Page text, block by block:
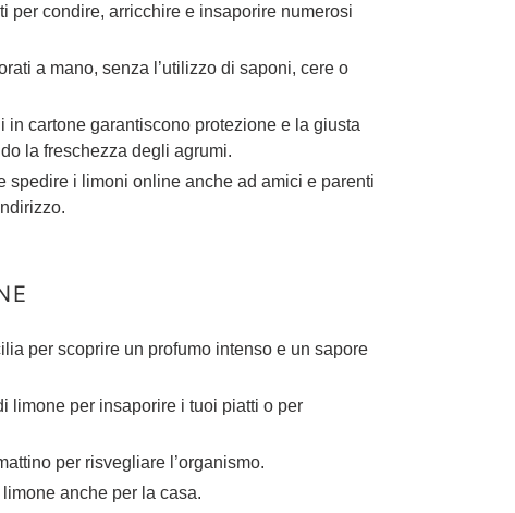
per condire, arricchire e insaporire numerosi
a mano, senza l’utilizzo di saponi, cere o
in cartone garantiscono protezione e la giusta
la freschezza degli agrumi.
spedire i limoni online anche ad amici e parenti
per scoprire un profumo intenso e un sapore
limone per insaporire i tuoi piatti o per
per risvegliare l’organismo.
anche per la casa.